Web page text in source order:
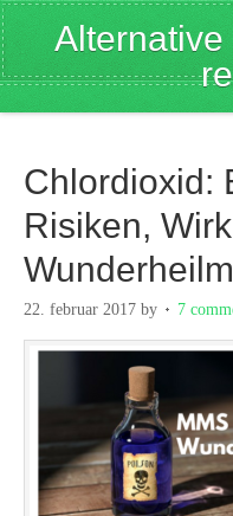
Chlordioxid:
Risiken,
22. februar 2017 by 7